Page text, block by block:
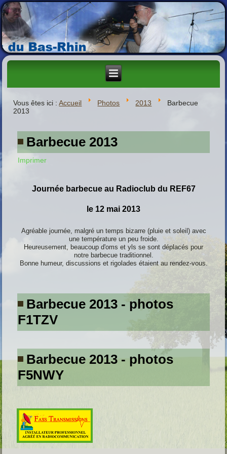
Vous êtes ici :Accueil Photos 2013
Barbecue
2013
Barbecue 2013
Imprimer
Journée barbecue au Radioclub du REF67
le 12 mai 2013
Agréable journée, malgré un temps bizarre (pluie et soleil) avec
une température un peu froide.
Heureusement, beaucoup d'oms et yls se sont déplacés pour
notre barbecue traditionnel.
Bonne humeur, discussions et rigolades étaient au rendez-vous.
Barbecue 2013 - photos
F1TZV
Barbecue 2013 - photos
F5NWY